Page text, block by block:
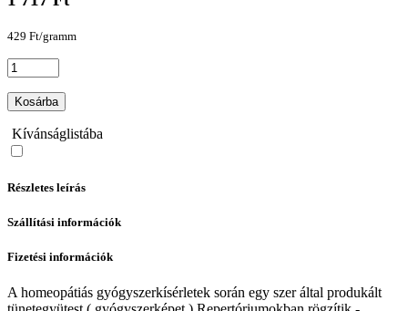
429 Ft/gramm
Kosárba
Kívánságlistába
Részletes leírás
Szállítási információk
Fizetési információk
A homeopátiás gyógyszerkísérletek során egy szer által produkált